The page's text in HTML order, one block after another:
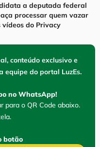
a deputada federal
processar quem vazar
vídeos do Privacy
conteúdo exclusivo e
equipe do portal LuzEs.
no WhatsApp!
para o QR Code abaixo.
botão